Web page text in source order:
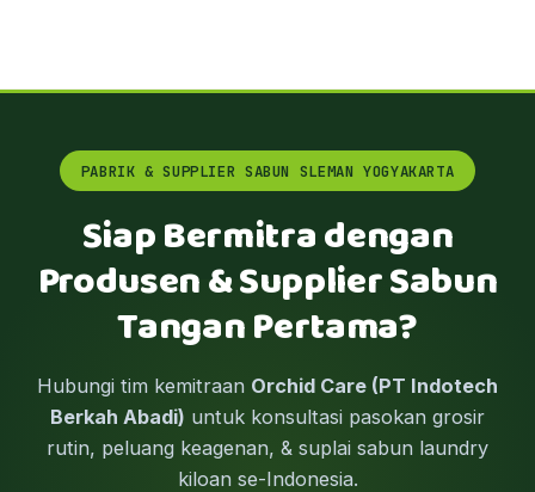
PABRIK & SUPPLIER SABUN SLEMAN YOGYAKARTA
Siap Bermitra dengan
Produsen & Supplier Sabun
Tangan Pertama?
Hubungi tim kemitraan Orchid Care (PT Indotech
Berkah Abadi) untuk konsultasi pasokan grosir
rutin, peluang keagenan, & suplai sabun laundry
kiloan se-Indonesia.